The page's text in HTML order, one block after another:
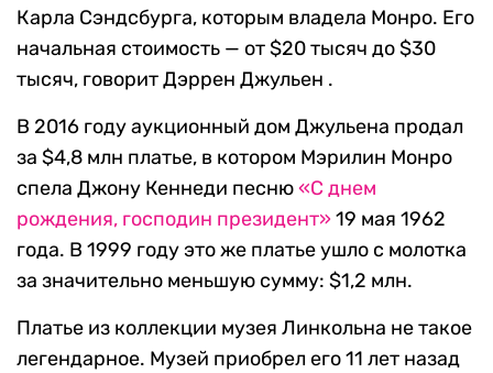
Карла Сэндсбурга, которым владела Монро. Его
начальная стоимость — от $20 тысяч до $30
тысяч, говорит Дэррен Джульен .
В 2016 году аукционный дом Джульена продал
за $4,8 млн платье, в котором Мэрилин Монро
спела Джону Кеннеди песню«С днем
рождения, господин президент»19 мая 1962
года. В 1999 году это же платье ушло с молотка
за значительно меньшую сумму: $1,2 млн.
Платье из коллекции музея Линкольна не такое
легендарное. Музей приобрел его 11 лет назад